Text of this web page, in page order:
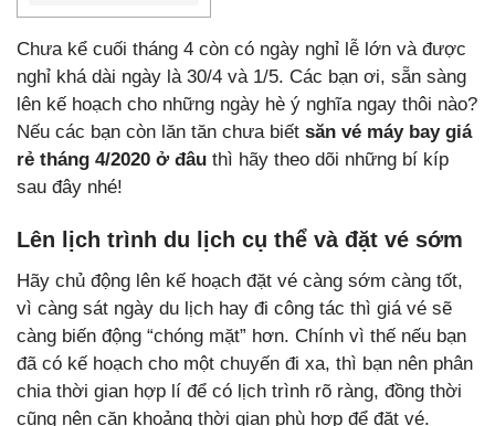
Chưa kể cuối tháng 4 còn có ngày nghỉ lễ lớn và được
nghỉ khá dài ngày là 30/4 và 1/5. Các bạn ơi, sẵn sàng
lên kế hoạch cho những ngày hè ý nghĩa ngay thôi nào?
Nếu các bạn còn lăn tăn chưa biết săn vé máy bay giá
rẻ tháng 4/2020 ở đâu thì hãy theo dõi những bí kíp
sau đây nhé!
Lên lịch trình du lịch cụ thể và đặt vé sớm
Hãy chủ động lên kế hoạch đặt vé càng sớm càng tốt,
vì càng sát ngày du lịch hay đi công tác thì giá vé sẽ
càng biến động “chóng mặt” hơn. Chính vì thế nếu bạn
đã có kế hoạch cho một chuyến đi xa, thì bạn nên phân
chia thời gian hợp lí để có lịch trình rõ ràng, đồng thời
cũng nên căn khoảng thời gian phù hợp để đặt vé.